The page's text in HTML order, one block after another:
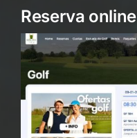
Reserva online